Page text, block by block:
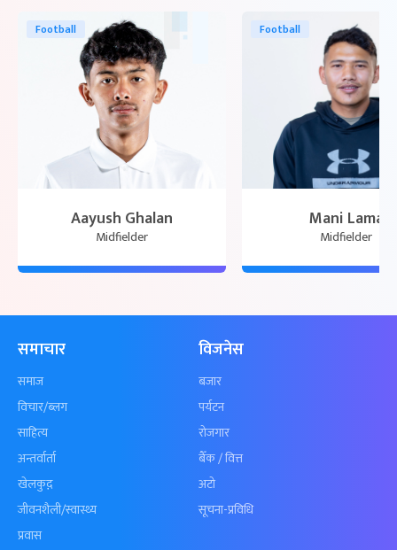
Football
Aayush Ghalan
Midfielder
Football
Mani Lama
Midfielder
समाचार
समाज
विचार/ब्लग
साहित्य
अन्तर्वार्ता
खेलकुद़़
जीवनशैली/स्वास्थ्य
प्रवास
विजनेस
बजार
पर्यटन
रोजगार
बैँक / वित्त
अटो
सूचना-प्रविधि